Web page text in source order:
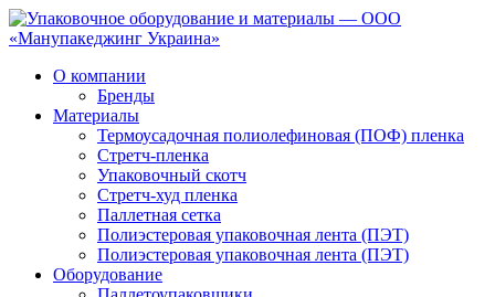
О компании
Бренды
Материалы
Термоусадочная полиолефиновая (ПОФ) пленка
Стретч-пленка
Упаковочный скотч
Стретч-худ пленка
Паллетная сетка
Полиэстеровая упаковочная лента (ПЭТ)
Полиэстеровая упаковочная лента (ПЭТ)
Оборудование